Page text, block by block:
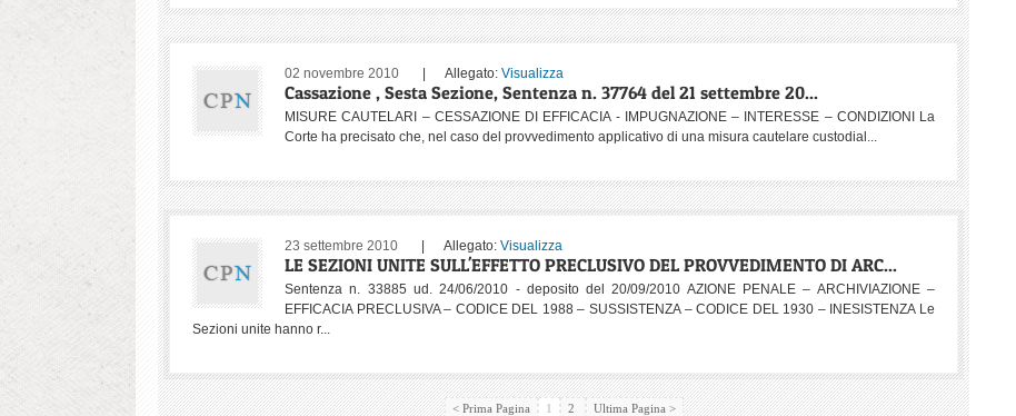
02 novembre 2010 | Allegato: Visualizza
Cassazione , Sesta Sezione, Sentenza n. 37764 del 21 settembre 20...
MISURE CAUTELARI – CESSAZIONE DI EFFICACIA - IMPUGNAZIONE – INTERESSE – CONDIZIONI La
Corte ha precisato che, nel caso del provvedimento applicativo di una misura cautelare custodial...
23 settembre 2010 | Allegato: Visualizza
LE SEZIONI UNITE SULL'EFFETTO PRECLUSIVO DEL PROVVEDIMENTO DI ARC...
Sentenza n. 33885 ud. 24/06/2010 - deposito del 20/09/2010 AZIONE PENALE – ARCHIVIAZIONE –
EFFICACIA PRECLUSIVA – CODICE DEL 1988 – SUSSISTENZA – CODICE DEL 1930 – INESISTENZA Le
Sezioni unite hanno r...
< Prima Pagina 1 2 Ultima Pagina >